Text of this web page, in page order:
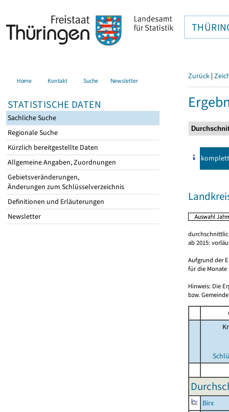
Home Kontakt Suche Newsletter
STATISTISCHE DATEN
Sachliche Suche
Regionale Suche
Kürzlich bereitgestellte Daten
Allgemeine Angaben, Zuordnungen
Gebietsveränderungen,
Änderungen zum Schlüsselverzeichnis
Definitionen und Erläuterungen
Newsletter
Zurück |
komplett
ab 2015:
Aufgrund der
für die Monate
Hinweis: Die
bzw.
Birx